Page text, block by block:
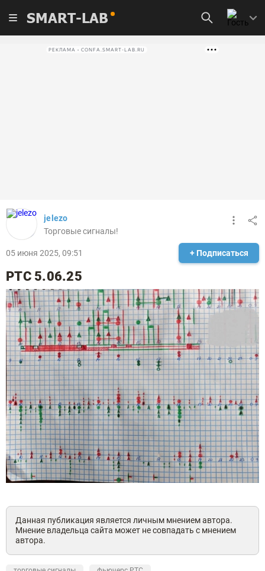
SMART-LAB
РЕКЛАМА • CONFA.SMART-LAB.RU
jelezo
Торговые сигналы!
05 июня 2025, 09:51 + Подписаться
PTC 5.06.25
Данная публикация является личным мнением автора.
Мнение владельца сайта может не совпадать с мнением
автора.